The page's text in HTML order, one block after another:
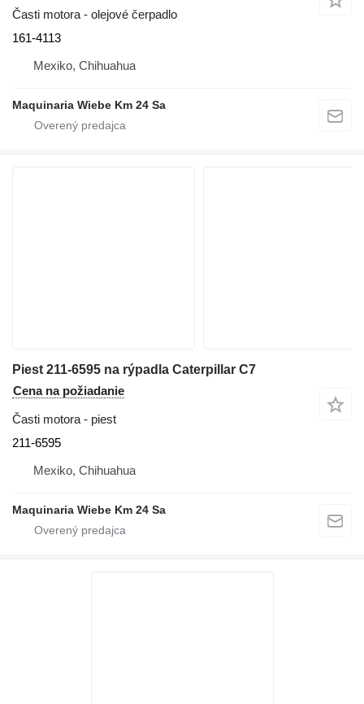
Časti motora - olejové čerpadlo
161-4113
Mexiko, Chihuahua
Maquinaria Wiebe Km 24 Sa
Piest 211-6595 na rýpadla Caterpillar C7
Cena na požiadanie
Časti motora - piest
211-6595
Mexiko, Chihuahua
Maquinaria Wiebe Km 24 Sa